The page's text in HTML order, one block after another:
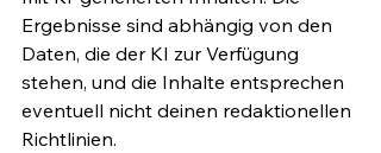
Ergebnisse sind abhängig von den
Daten, die der KI zur Verfügung
stehen, und die Inhalte entsprechen
eventuell nicht deinen redaktionellen
Richtlinien.